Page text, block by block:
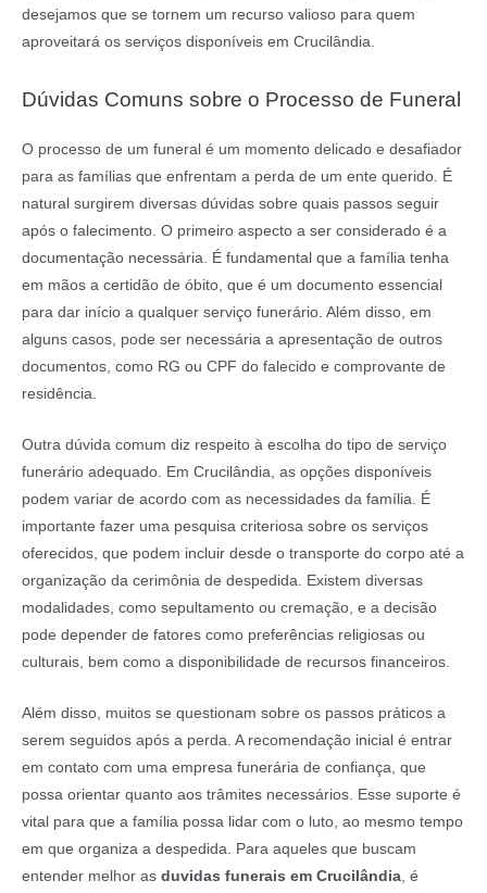
desejamos que se tornem um recurso valioso para quem
aproveitará os serviços disponíveis em Crucilândia.
Dúvidas Comuns sobre o Processo de Funeral
O processo de um funeral é um momento delicado e desafiador
para as famílias que enfrentam a perda de um ente querido. É
natural surgirem diversas dúvidas sobre quais passos seguir
após o falecimento. O primeiro aspecto a ser considerado é a
documentação necessária. É fundamental que a família tenha
em mãos a certidão de óbito, que é um documento essencial
para dar início a qualquer serviço funerário. Além disso, em
alguns casos, pode ser necessária a apresentação de outros
documentos, como RG ou CPF do falecido e comprovante de
residência.
Outra dúvida comum diz respeito à escolha do tipo de serviço
funerário adequado. Em Crucilândia, as opções disponíveis
podem variar de acordo com as necessidades da família. É
importante fazer uma pesquisa criteriosa sobre os serviços
oferecidos, que podem incluir desde o transporte do corpo até a
organização da cerimônia de despedida. Existem diversas
modalidades, como sepultamento ou cremação, e a decisão
pode depender de fatores como preferências religiosas ou
culturais, bem como a disponibilidade de recursos financeiros.
Além disso, muitos se questionam sobre os passos práticos a
serem seguidos após a perda. A recomendação inicial é entrar
em contato com uma empresa funerária de confiança, que
possa orientar quanto aos trâmites necessários. Esse suporte é
vital para que a família possa lidar com o luto, ao mesmo tempo
em que organiza a despedida. Para aqueles que buscam
entender melhor as duvidas funerais em Crucilândia , é